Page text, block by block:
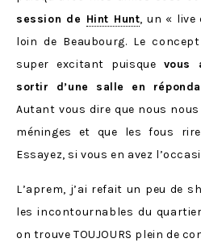
session de Hint Hunt, un « live
loin de Beaubourg. Le
super excitant puisque vous
sortir d’une salle en
Autant vous dire que nous
méninges et que les fous
Essayez, si vous en avez
L’aprem, j’ai refait un peu de
les incontournables du
on trouve TOUJOURS plein de